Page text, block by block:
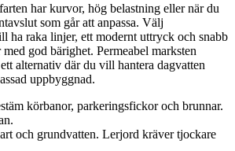
har kurvor, hög belastning eller när du
som går att anpassa. Välj
ha raka linjer, ett modernt uttryck och snabb
god bärighet. Permeabel marksten
alternativ där du vill hantera dagvatten
uppbyggnad.
körbanor, parkeringsfickor och brunnar.
och grundvatten. Lerjord kräver tjockare